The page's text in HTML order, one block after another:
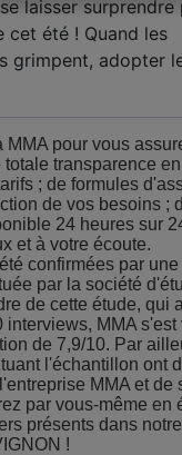
MMA pour vous
totale transparence
; de formules
de vos besoins ;
24 heures sur
et à votre écoute.
confirmées par
par la société
de cette étude, qui
interviews, MMA s'est
de 7,9/10. Par
l'échantillon ont
MMA et de
par vous-même en
présents dans
!